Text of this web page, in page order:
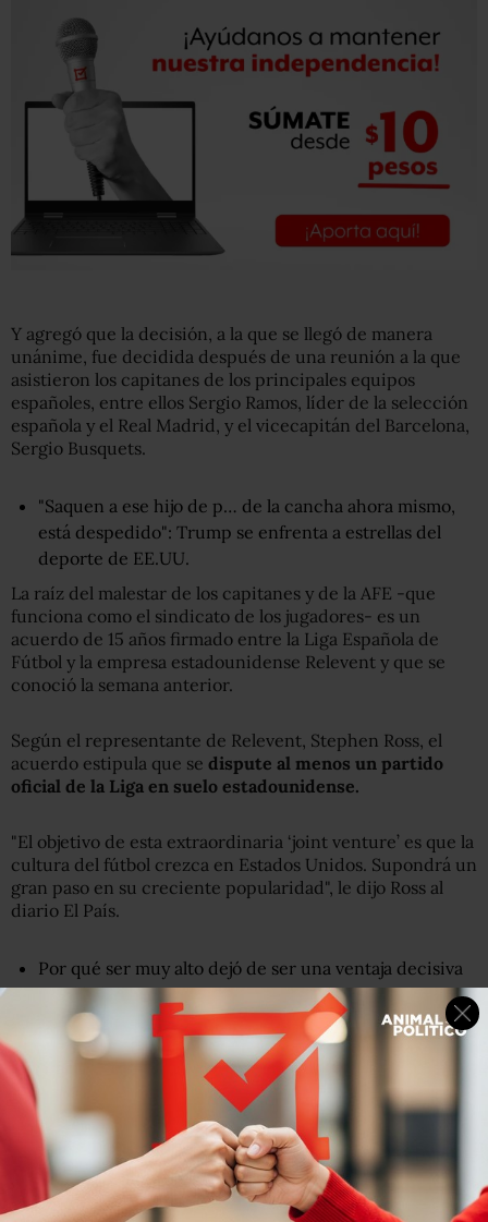
Y agregó que la decisión, a la que se llegó de manera
unánime, fue decidida después de una reunión a la que
asistieron los capitanes de los principales equipos
españoles, entre ellos Sergio Ramos, líder de la selección
española y el Real Madrid, y el vicecapitán del Barcelona,
Sergio Busquets.
"Saquen a ese hijo de p… de la cancha ahora mismo,
está despedido": Trump se enfrenta a estrellas del
deporte de EE.UU.
La raíz del malestar de los capitanes y de la AFE -que
funciona como el sindicato de los jugadores- es un
acuerdo de 15 años firmado entre la Liga Española de
Fútbol y la empresa estadounidense Relevent y que se
conoció la semana anterior.
Según el representante de Relevent, Stephen Ross, el
acuerdo estipula que se dispute al menos un partido
oficial de la Liga en suelo estadounidense.
"El objetivo de esta extraordinaria ‘joint venture’ es que la
cultura del fútbol crezca en Estados Unidos. Supondrá un
gran paso en su creciente popularidad", le dijo Ross al
diario El País.
Por qué ser muy alto dejó de ser una ventaja decisiva
en el baloncesto
De acuerdo a Aganzo, el contrato con Releventno fue
consultado por los directivos de la Liga con los
jugadores
"Los futbolistas no estamos en venta. Ir a Estados Unidos
es una locura, no hay tiempo material en el calendario",
dijo Aganzo, quien fue jugador de Rayo Vallecano y el Real
Madrid.